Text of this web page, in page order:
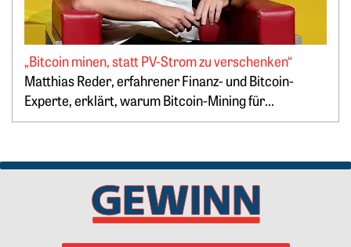
Springe zum Ende des Werbebanners
Springe zum Anfang des Werbebanners
„Bitcoin minen, statt PV-Strom zu verschenken“
Matthias Reder, erfahrener Finanz- und Bitcoin-
Experte, erklärt, warum Bitcoin-Mining für...